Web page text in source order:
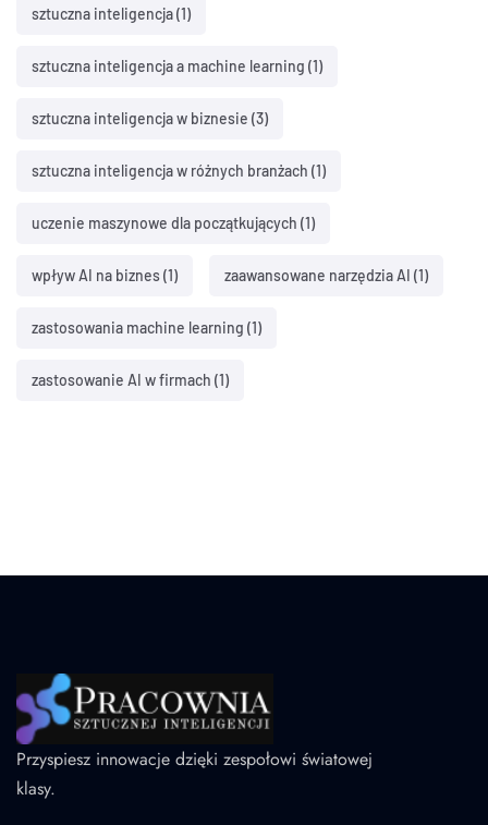
sztuczna inteligencja(1)
sztuczna inteligencja a machine learning (1)
sztuczna inteligencja w biznesie (3)
sztuczna inteligencja w różnych branżach (1)
uczenie maszynowe dla początkujących (1)
wpływ AI na biznes(1) zaawansowane narzędzia AI (1)
zastosowania machine learning (1)
zastosowanie AI w firmach (1)
Przyspiesz innowacje dzięki zespołowi światowej
klasy.